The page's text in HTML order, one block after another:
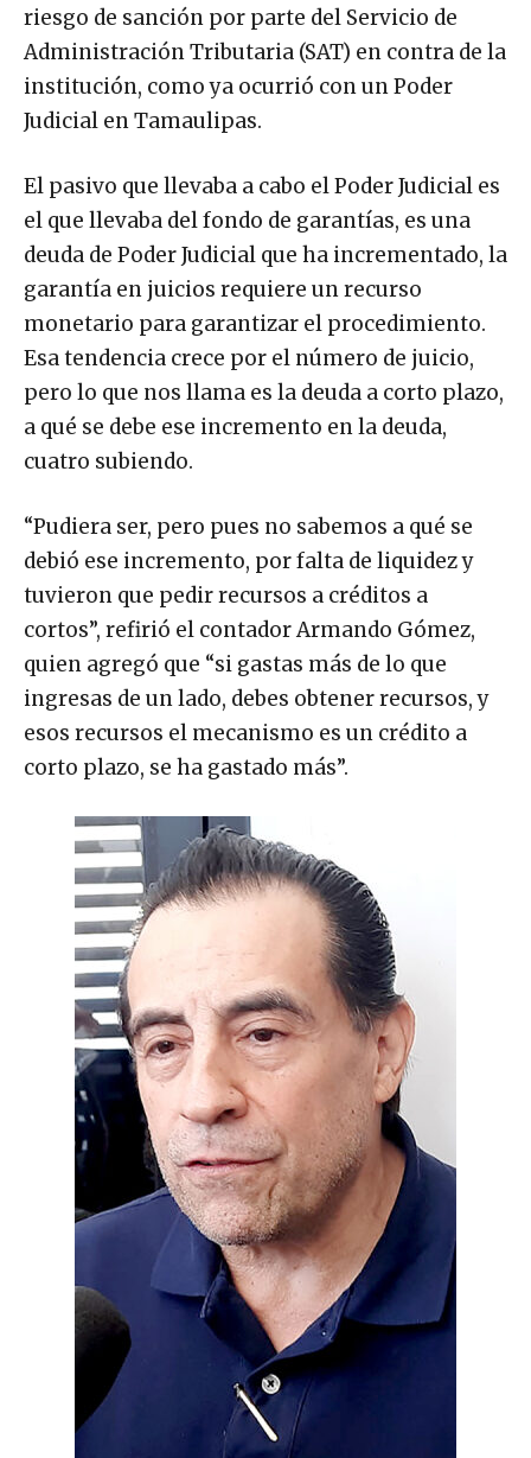
riesgo de sanción por parte del Servicio de
Administración Tributaria (SAT) en contra de la
institución, como ya ocurrió con un Poder
Judicial en Tamaulipas.
El pasivo que llevaba a cabo el Poder Judicial es
el que llevaba del fondo de garantías, es una
deuda de Poder Judicial que ha incrementado, la
garantía en juicios requiere un recurso
monetario para garantizar el procedimiento.
Esa tendencia crece por el número de juicio,
pero lo que nos llama es la deuda a corto plazo,
a qué se debe ese incremento en la deuda,
cuatro subiendo.
“Pudiera ser, pero pues no sabemos a qué se
debió ese incremento, por falta de liquidez y
tuvieron que pedir recursos a créditos a
cortos”, refirió el contador Armando Gómez,
quien agregó que “si gastas más de lo que
ingresas de un lado, debes obtener recursos, y
esos recursos el mecanismo es un crédito a
corto plazo, se ha gastado más”.